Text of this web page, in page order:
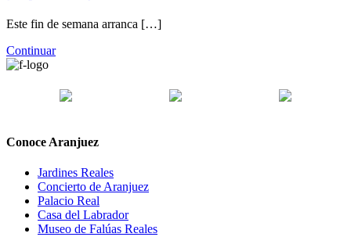
Este fin de semana arranca […]
Continuar
Conoce Aranjuez
Jardines Reales
Concierto de Aranjuez
Palacio Real
Casa del Labrador
Museo de Falúas Reales